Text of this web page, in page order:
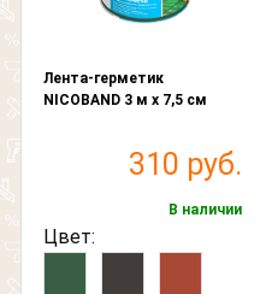
Лента-герметик
NICOBAND 3 м х 7,5 см
310 руб.
В наличии
Цвет: